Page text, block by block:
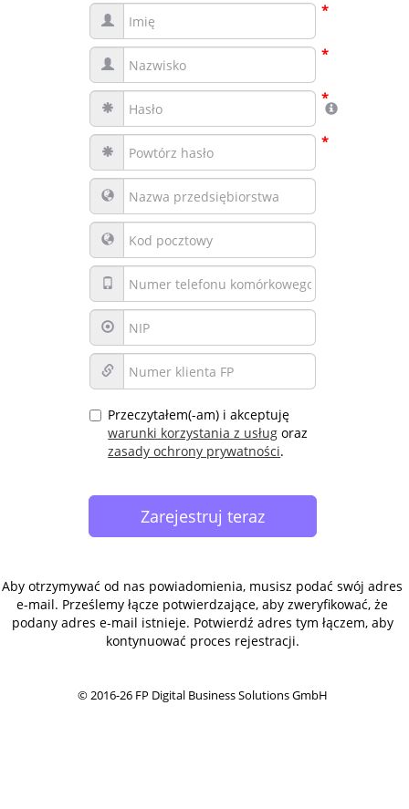
*
*
*
*
Przeczytałem(-am) i akceptuję
warunki korzystania z usług oraz
zasady ochrony prywatności.
Aby otrzymywać od nas powiadomienia, musisz podać swój adres
e-mail. Prześlemy łącze potwierdzające, aby zweryfikować, że
podany adres e-mail istnieje. Potwierdź adres tym łączem, aby
kontynuować proces rejestracji.
© 2016-26 FP Digital Business Solutions GmbH